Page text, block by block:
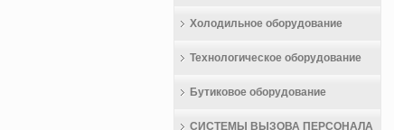
Холодильное оборудование
Технологическое оборудование
Бутиковое оборудование
СИСТЕМЫ ВЫЗОВА ПЕРСОНАЛА